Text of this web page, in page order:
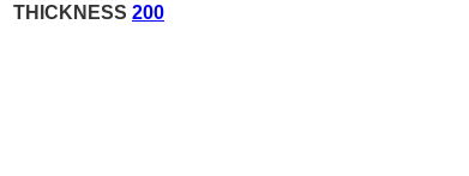
THICKNESS 200